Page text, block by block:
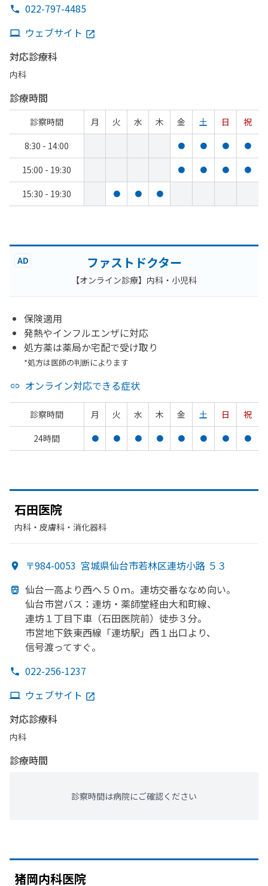
022-797-4485
ウェブサイト
対応診療科
内科
診療時間
診察時間 月 火 水 木 金 土 日
祝
8:30 - 14:00
● ● ● ●
15:00 - 19:30 ● ● ● ●
15:30 - 19:30 ● ● ●
AD ファストドクター
【オンライン診療】内科・小児科
保険適用
発熱やインフルエンザに対応
処方薬は薬局か宅配で受け取り
*処方は医師の判断によります
オンライン対応できる症状
診察時間 月 火 水 木 金 土 日
祝
24時間
● ● ● ● ● ● ● ●
石田医院
内科・​皮膚科・​消化器科
〒984-0053 宮城県仙台市若林区連坊小路 ５３
仙台一高より西へ ５０ｍ。 連坊交番ななめ向い。
仙台市営バス：連坊・薬師堂経由大和町線、
連坊１丁目下車 （石田医院前） 徒歩３分。
市営地下鉄東西線 「連坊駅」 西１出口より、
信号渡ってすぐ。
022-256-1237
ウェブサイト
対応診療科
内科
診療時間
診察時間は病院にご確認ください
猪岡内科医院